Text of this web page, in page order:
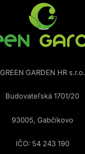
GREEN GARDEN HR s.r.o.
Budovateľská 1701/20
93005, Gabčíkovo
IČO: 54 243 190